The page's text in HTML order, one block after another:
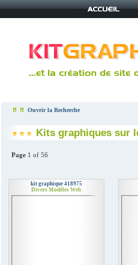
Ouvrir la Recherche
Kits graphiques sur
Page 1 of 56
kit graphique 418975
Divers Modèles Web